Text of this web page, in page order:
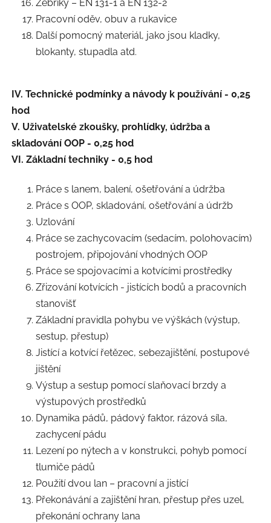
Žebříky – EN 131-1 a EN 132-2
Pracovní oděv, obuv a rukavice
Další pomocný materiál, jako jsou kladky,
blokanty, stupadla atd.
IV. Technické podmínky a návody k používání - 0,25
hod
V. Uživatelské zkoušky, prohlídky, údržba a
skladování OOP - 0,25 hod
VI. Základní techniky - 0,5 hod
Práce s lanem, balení, ošetřování a údržba
Práce s OOP, skladování, ošetřování a údržb
Uzlování
Práce se zachycovacím (sedacím, polohovacím)
postrojem, připojování vhodných OOP
Práce se spojovacími a kotvícími prostředky
Zřizování kotvících - jistících bodů a pracovních
stanovišť
Základní pravidla pohybu ve výškách (výstup,
sestup, přestup)
Jistící a kotvící řetězec, sebezajištění, postupové
jištění
Výstup a sestup pomocí slaňovací brzdy a
výstupových prostředků
Dynamika pádů, pádový faktor, rázová síla,
zachycení pádu
Lezení po nýtech a v konstrukci, pohyb pomocí
tlumiče pádů
Použití dvou lan – pracovní a jistící
Překonávání a zajištění hran, přestup přes uzel,
překonání ochrany lana